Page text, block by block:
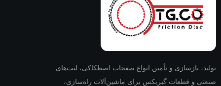
تولید، بازسازی و تأمین انواع صفحات اصطکاکی، لنت‌های
صنعتی و قطعات گیربکس برای ماشین‌آلات راه‌سازی،